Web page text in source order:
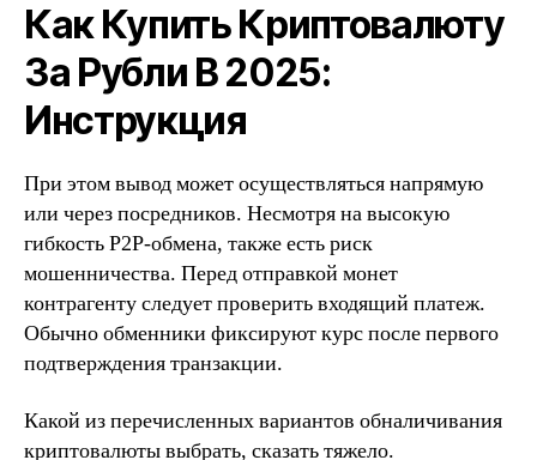
Как Купить Криптовалюту
За Рубли В 2025:
Инструкция
При этом вывод может осуществляться напрямую
или через посредников. Несмотря на высокую
гибкость P2P-обмена, также есть риск
мошенничества. Перед отправкой монет
контрагенту следует проверить входящий платеж.
Обычно обменники фиксируют курс после первого
подтверждения транзакции.
Какой из перечисленных вариантов обналичивания
криптовалюты выбрать, сказать тяжело.